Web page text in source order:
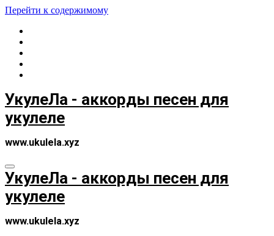
Перейти к содержимому
УкулеЛа - аккорды песен для
укулеле
www.ukulela.xyz
УкулеЛа - аккорды песен для
укулеле
www.ukulela.xyz